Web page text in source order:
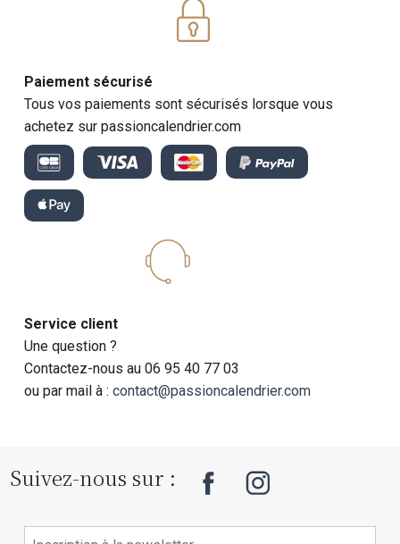
Paiement sécurisé
Tous vos paiements sont sécurisés lorsque vous
achetez sur passioncalendrier.com
Service client
Une question ?
Contactez-nous au 06 95 40 77 03
ou par mail à :contact@passioncalendrier.com
Suivez-nous sur :